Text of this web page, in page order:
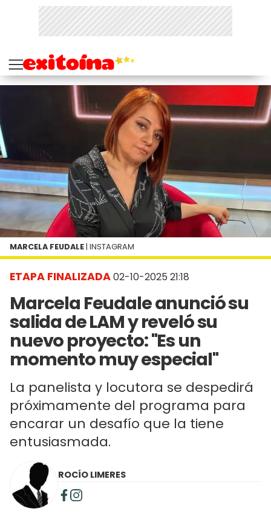
ETAPA FINALIZADA02-10-2025 21:18
Marcela Feudale anunció su
salida de LAM y reveló su
nuevo proyecto: "Es un
momento muy especial"
La panelista y locutora se despedirá
próximamente del programa para
encarar un desafío que la tiene
entusiasmada.
MARCELA FEUDALE | INSTAGRAM
ROCÍO LIMERES